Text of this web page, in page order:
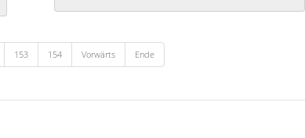
153 154 Vorwärts Ende